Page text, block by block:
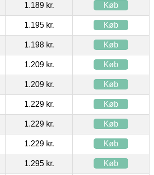
1.189 kr. Køb
1.195 kr. Køb
1.198 kr. Køb
1.209 kr. Køb
1.209 kr. Køb
1.229 kr. Køb
1.229 kr. Køb
1.229 kr. Køb
1.295 kr. Køb